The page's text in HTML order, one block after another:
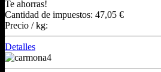
Te ahorras!
Cantidad de impuestos: 47,05 €
Precio / kg:
Detalles